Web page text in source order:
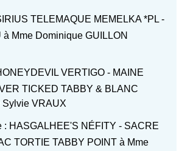
TELEMAQUE MEMELKA *PL -
Mme Dominique GUILLON
VERTIGO - MAINE
TICKED TABBY & BLANC
Sylvie VRAUX
: HASGALHEE'S NÉFITY - SACRE
TORTIE TABBY POINT à Mme